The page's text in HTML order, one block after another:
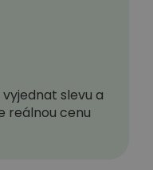
slevu a
reálnou cenu